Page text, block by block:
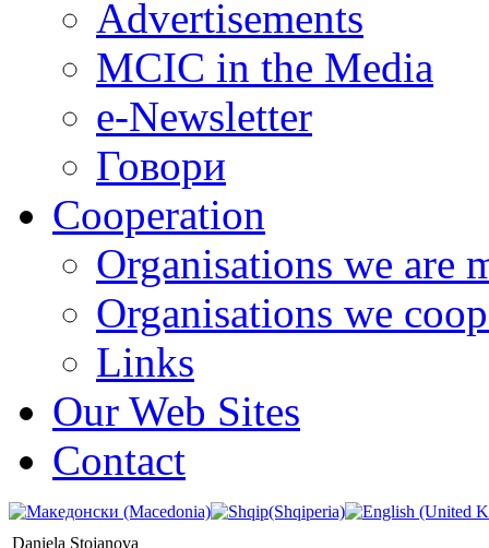
Advertisements
MCIC in the Media
e-Newsletter
Говори
Cooperation
Organisations we are
Organisations we
Links
Our Web Sites
Contact
Daniela Stojanova